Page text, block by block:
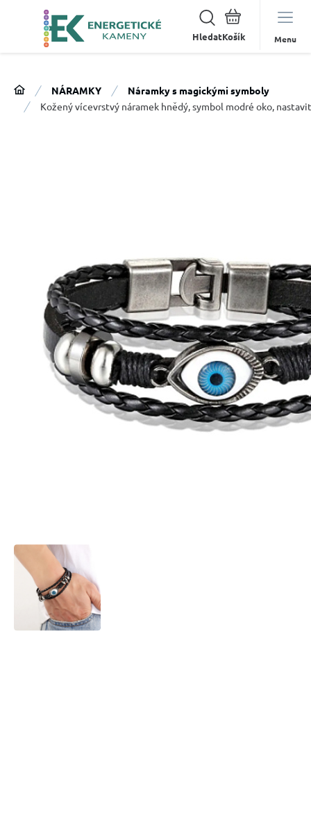
Hledat Menu
NÁRAMKY
Náramky s magickými symboly
Kožený vícevrstvý náramek hnědý, symbol modré oko,